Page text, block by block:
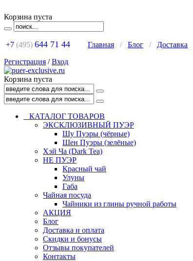
Корзина пуста
+7 (495) 644 71 44 Главная / Блог / Доставка
Регистрация /Вход
Корзина пуста
КАТАЛОГ ТОВАРОВ
ЭКСКЛЮЗИВНЫЙ ПУЭР
Шу Пуэры (чёрные)
Шен Пуэры (зелёные)
Хэй Ча (Dark Tea)
НЕ ПУЭР
Красный чай
Улуны
Габа
Чайная посуда
Чайники из глины ручной работы
АКЦИЯ
Блог
Доставка и оплата
Скидки и бонусы
Отзывы покупателей
Контакты